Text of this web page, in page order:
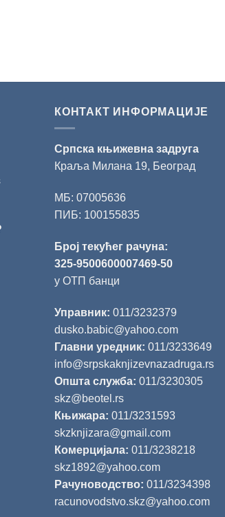
КОНТАКТ ИНФОРМАЦИЈЕ
Српска књижевна задруга
Краља Милана 19, Београд
МБ: 07005636
ПИБ: 100155835
Број текућег рачуна:
325-9500600007469-50
у ОТП банци
Управник: 011/3232379
dusko.babic@yahoo.com
Главни уредник: 011/3233649
info@srpskaknjizevnazadruga.rs
Општа служба: 011/3230305
skz@beotel.rs
Књижара: 011/3231593
skzknjizara@gmail.com
Комерцијала: 011/3238218
skz1892@yahoo.com
Рачуноводство: 011/3234398
racunovodstvo.skz@yahoo.com